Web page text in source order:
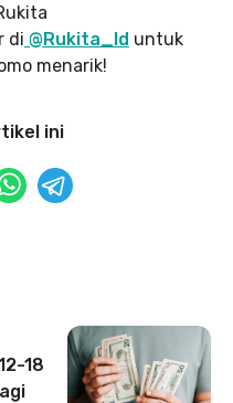
di @Rukita_Id untuk
menarik!
ini
18